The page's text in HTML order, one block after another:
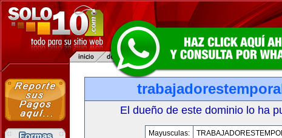
El dueño de este dominio lo ha
Mayusculas: